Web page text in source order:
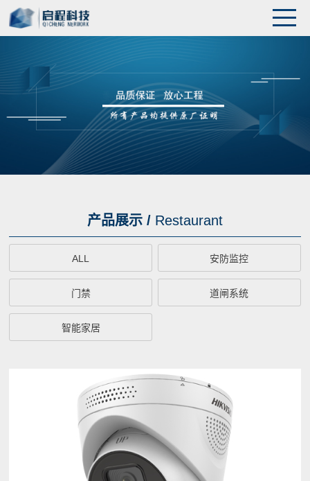
产品展示 / Restaurant
ALL 安防监控
门禁 道闸系统
智能家居